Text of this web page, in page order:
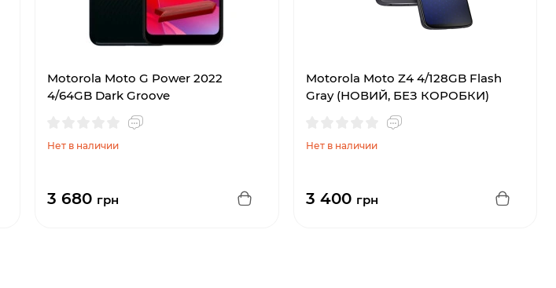
Motorola Moto G Power 2022
4/64GB Dark Groove
Нет в наличии
3 680 грн
Motorola Moto Z4 4/128GB Flash
Gray (НОВИЙ, БЕЗ КОРОБКИ)
Нет в наличии
3 400 грн